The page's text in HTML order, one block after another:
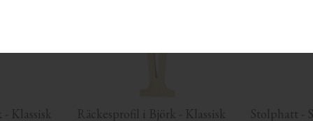
Klassisk
Räckesprofil i Björk - Klassisk
Stolphatt -